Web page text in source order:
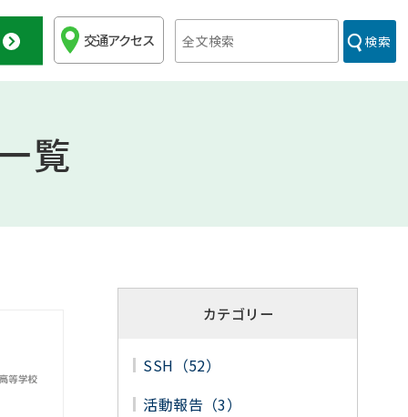
交通アクセス 検索
覧
カテゴリー
SSH（52）
活動報告（3）